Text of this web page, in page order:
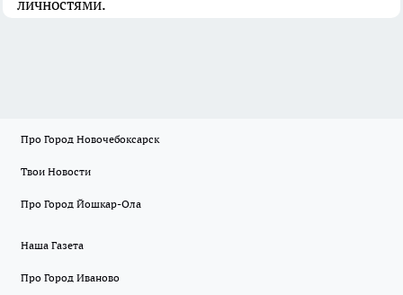
личностями.
Про Город Новочебоксарск
Твои Новости
Про Город Йошкар-Ола
Наша Газета
Про Город Иваново